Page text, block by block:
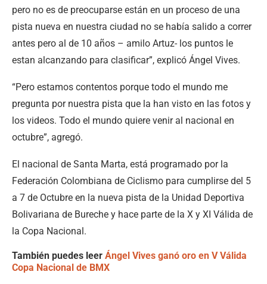
pero no es de preocuparse están en un proceso de una
pista nueva en nuestra ciudad no se había salido a correr
antes pero al de 10 años – amilo Artuz- los puntos le
estan alcanzando para clasificar”, explicó Ángel Vives.
“Pero estamos contentos porque todo el mundo me
pregunta por nuestra pista que la han visto en las fotos y
los videos. Todo el mundo quiere venir al nacional en
octubre”, agregó.
El nacional de Santa Marta, está programado por la
Federación Colombiana de Ciclismo para cumplirse del 5
a 7 de Octubre en la nueva pista de la Unidad Deportiva
Bolivariana de Bureche y hace parte de la X y XI Válida de
la Copa Nacional.
También puedes leer Ángel Vives ganó oro en V Válida
Copa Nacional de BMX